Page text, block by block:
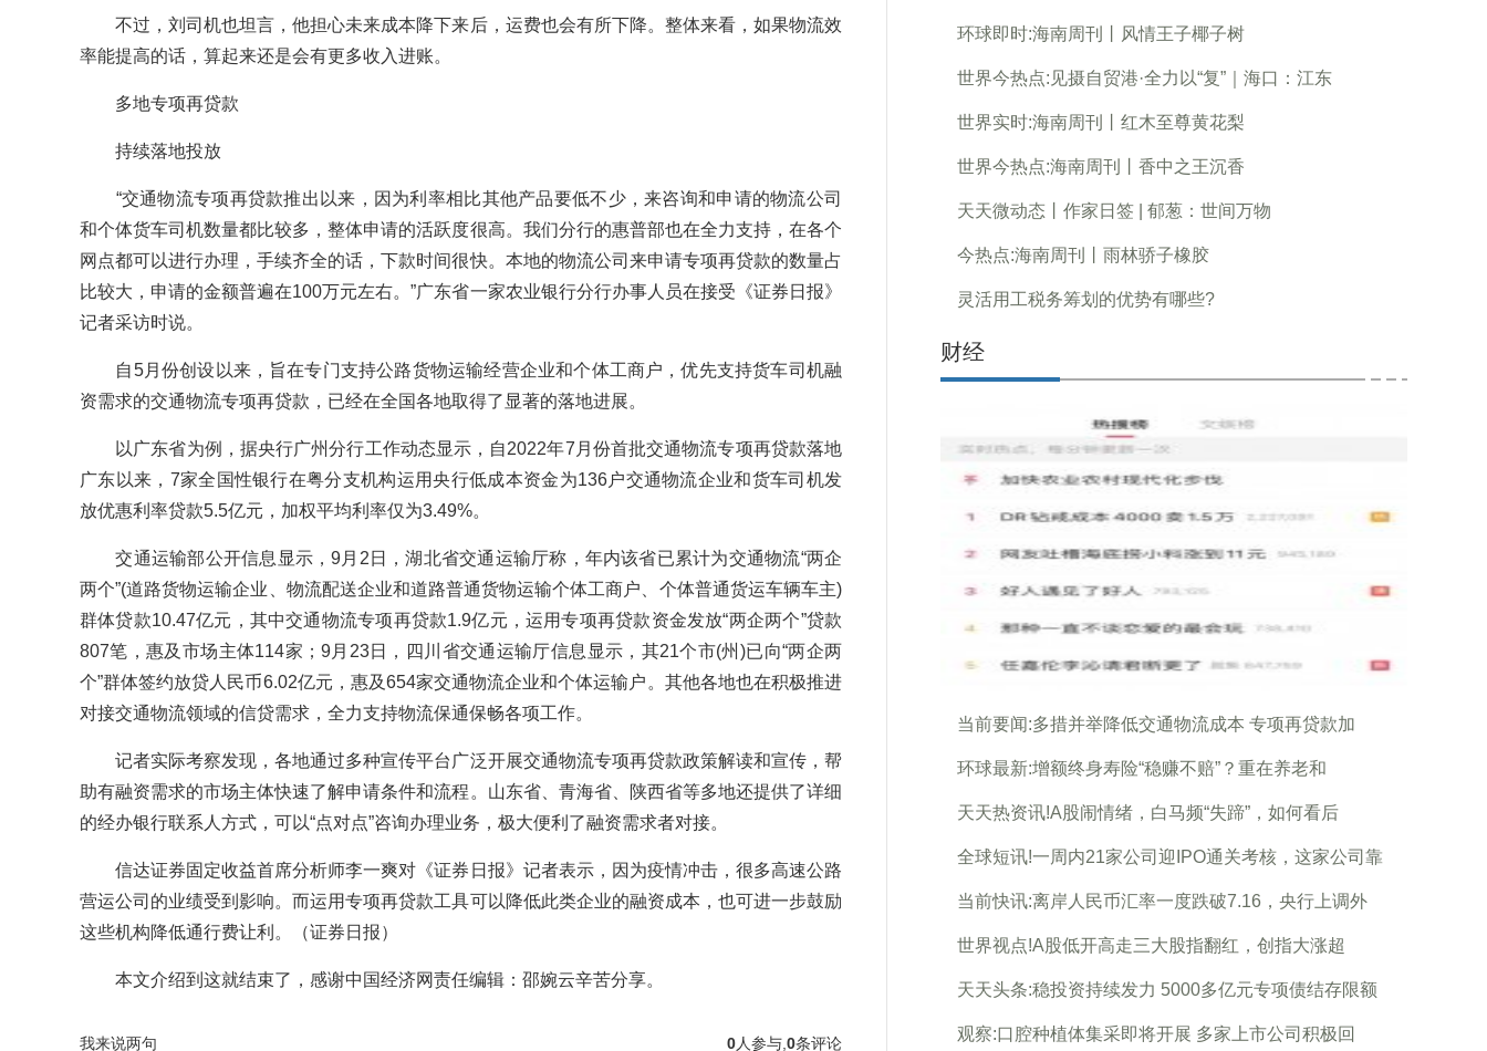
不过，刘司机也坦言，他担心未来成本降下来后，运费也会有所下降。整体来看，如果物流效
率能提高的话，算起来还是会有更多收入进账。
多地专项再贷款
持续落地投放
“交通物流专项再贷款推出以来，因为利率相比其他产品要低不少，来咨询和申请的物流公司
和个体货车司机数量都比较多，整体申请的活跃度很高。我们分行的惠普部也在全力支持，在各个
网点都可以进行办理，手续齐全的话，下款时间很快。本地的物流公司来申请专项再贷款的数量占
比较大，申请的金额普遍在100万元左右。”广东省一家农业银行分行办事人员在接受《证券日报》
记者采访时说。
自5月份创设以来，旨在专门支持公路货物运输经营企业和个体工商户，优先支持货车司机融
资需求的交通物流专项再贷款，已经在全国各地取得了显著的落地进展。
以广东省为例，据央行广州分行工作动态显示，自2022年7月份首批交通物流专项再贷款落地
广东以来，7家全国性银行在粤分支机构运用央行低成本资金为136户交通物流企业和货车司机发
放优惠利率贷款5.5亿元，加权平均利率仅为3.49%。
交通运输部公开信息显示，9月2日，湖北省交通运输厅称，年内该省已累计为交通物流“两企
两个”(道路货物运输企业、物流配送企业和道路普通货物运输个体工商户、个体普通货运车辆车主)
群体贷款10.47亿元，其中交通物流专项再贷款1.9亿元，运用专项再贷款资金发放“两企两个”贷款
807笔，惠及市场主体114家；9月23日，四川省交通运输厅信息显示，其21个市(州)已向“两企两
个”群体签约放贷人民币6.02亿元，惠及654家交通物流企业和个体运输户。其他各地也在积极推进
对接交通物流领域的信贷需求，全力支持物流保通保畅各项工作。
记者实际考察发现，各地通过多种宣传平台广泛开展交通物流专项再贷款政策解读和宣传，帮
助有融资需求的市场主体快速了解申请条件和流程。山东省、青海省、陕西省等多地还提供了详细
的经办银行联系人方式，可以“点对点”咨询办理业务，极大便利了融资需求者对接。
信达证券固定收益首席分析师李一爽对《证券日报》记者表示，因为疫情冲击，很多高速公路
营运公司的业绩受到影响。而运用专项再贷款工具可以降低此类企业的融资成本，也可进一步鼓励
这些机构降低通行费让利。（证券日报）
本文介绍到这就结束了，感谢中国经济网责任编辑：邵婉云辛苦分享。
我来说两句 0条评论
0人参与,
环球即时:海南周刊丨风情王子椰子树
世界今热点:见摄自贸港·全力以“复”｜海口：江东
世界实时:海南周刊丨红木至尊黄花梨
世界今热点:海南周刊丨香中之王沉香
天天微动态丨作家日签 | 郁葱：世间万物
今热点:海南周刊丨雨林骄子橡胶
灵活用工税务筹划的优势有哪些?
财经
当前要闻:多措并举降低交通物流成本 专项再贷款加
环球最新:增额终身寿险“稳赚不赔”？重在养老和
天天热资讯!A股闹情绪，白马频“失蹄”，如何看后
全球短讯!一周内21家公司迎IPO通关考核，这家公司靠
当前快讯:离岸人民币汇率一度跌破7.16，央行上调外
世界视点!A股低开高走三大股指翻红，创指大涨超
天天头条:稳投资持续发力 5000多亿元专项债结存限额
观察:口腔种植体集采即将开展 多家上市公司积极回